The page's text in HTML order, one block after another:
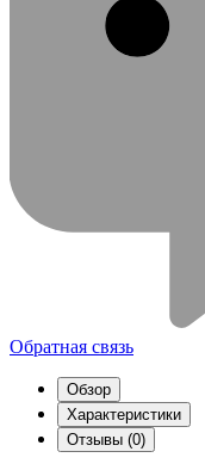
Обратная связь
Обзор
Характеристики
Отзывы (0)